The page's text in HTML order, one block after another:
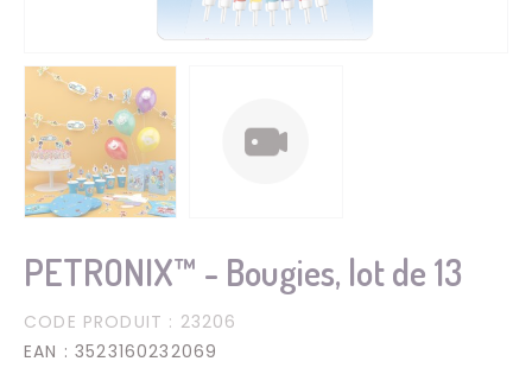
PETRONIX™ - Bougies, lot de 13
CODE PRODUIT : 23206
EAN : 3523160232069